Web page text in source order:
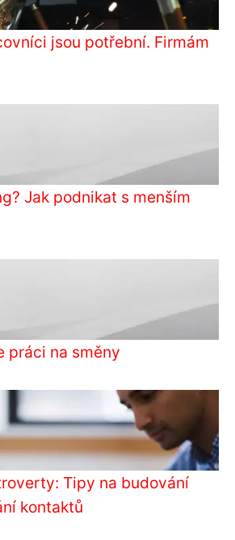
jsou potřební. Firmám
Jak podnikat s menším
práci na směny
Tipy na budování
kontaktů